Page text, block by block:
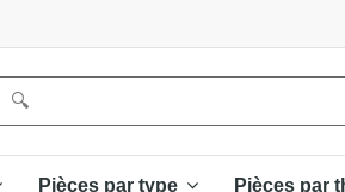
Pièces par type Pièces par